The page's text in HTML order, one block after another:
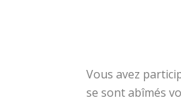
Vous avez
se sont abîmés